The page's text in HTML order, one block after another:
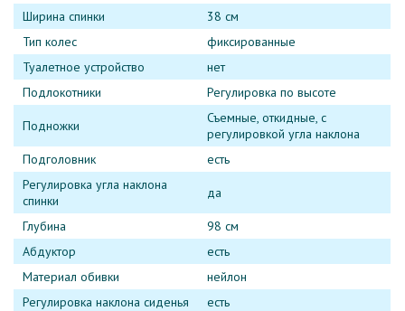
Ширина спинки
38 см
Тип колес
фиксированные
Туалетное устройство
нет
Подлокотники
Регулировка по высоте
Подножки
Съемные, откидные, с
регулировкой угла наклона
Подголовник
есть
Регулировка угла наклона
спинки
да
Глубина
98 см
Абдуктор
есть
Материал обивки
нейлон
Регулировка наклона сиденья
есть